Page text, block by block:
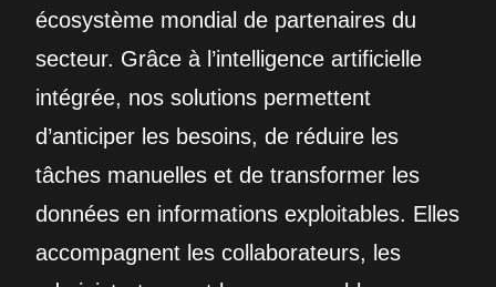
écosystème mondial de partenaires du
secteur. Grâce à l’intelligence artificielle
intégrée, nos solutions permettent
d’anticiper les besoins, de réduire les
tâches manuelles et de transformer les
données en informations exploitables. Elles
accompagnent les collaborateurs, les